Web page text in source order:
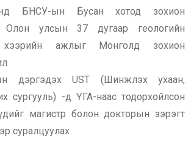
БНСУ-ын Бусан хотод зохион
Олон улсын 37 дугаар геологийн
хээрийн ажлыг Монголд зохион
дэргэдэх UST (Шинжлэх ухаан,
сургууль) -д ҮГА-наас тодорхойлсон
магистр болон докторын зэрэгт
суралцуулах